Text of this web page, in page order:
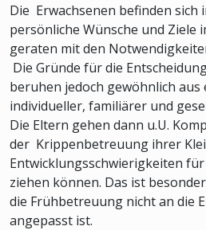
Die Erwachsenen befinden sich
persönliche Wünsche und Ziele
geraten mit den
Die Gründe für die
beruhen jedoch gewöhnlich aus
individueller, familiärer und
Die Eltern gehen dann u.U.
der Krippenbetreuung ihrer
Entwicklungsschwierigkeiten
ziehen können. Das ist
die Frühbetreuung nicht an die
angepasst ist.